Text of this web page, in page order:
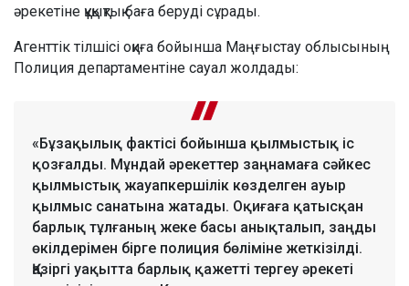
әрекетіне құқықтық баға беруді сұрады.
Агенттік тілшісі оқиға бойынша Маңғыстау облысының
Полиция департаментіне сауал жолдады:
«Бұзақылық фактісі бойынша қылмыстық іс
қозғалды. Мұндай әрекеттер заңнамаға сәйкес
қылмыстық жауапкершілік көзделген ауыр
қылмыс санатына жатады. Оқиғаға қатысқан
барлық тұлғаның жеке басы анықталып, заңды
өкілдерімен бірге полиция бөліміне жеткізілді.
Қазіргі уақытта барлық қажетті тергеу әрекеті